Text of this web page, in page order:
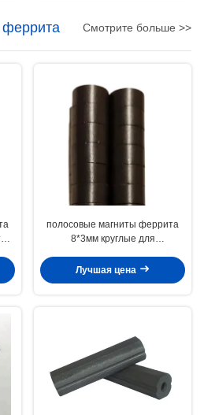
Смотрите больше >>
полосовые магниты феррита
8*3мм круглые для
объявлений двери с защитной
сеткой
Лучшая цена